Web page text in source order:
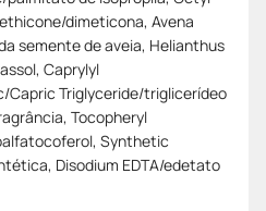
dimeticona, Avena
semente de aveia, Helianthus
Caprylyl
Capric Triglyceride/triglicerídeo
Tocopheryl
Synthetic
Disodium EDTA/edetato